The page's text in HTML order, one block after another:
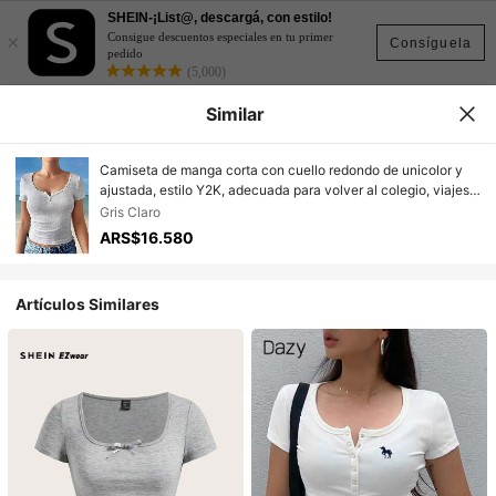
Consíguela
×
SHEIN-¡List@, descargá, con estilo!
Consigue descuentos especiales en tu primer
pedido
(5,000)
Similar
Camiseta de manga corta con cuello redondo de unicolor y
ajustada, estilo Y2K, adecuada para volver al colegio, viajes a
la playa y uso casual
Gris Claro
ARS$16.580
Artículos Similares